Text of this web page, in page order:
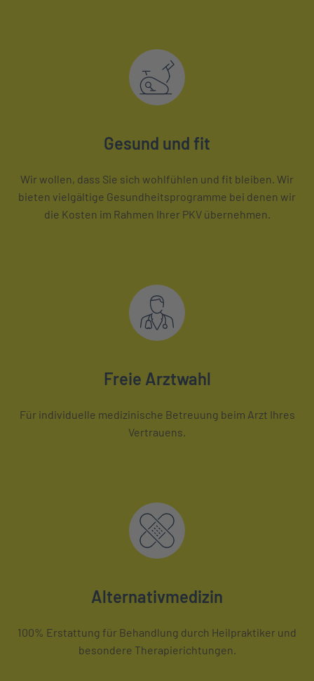
Gesund und fit
Wir wollen, dass Sie sich wohlfühlen und fit bleiben. Wir
bieten vielgältige Gesundheitsprogramme bei denen wir
die Kosten im Rahmen Ihrer PKV übernehmen.
Freie Arztwahl
Für individuelle medizinische Betreuung beim Arzt Ihres
Vertrauens.
Alternativmedizin
100% Erstattung für Behandlung durch Heilpraktiker und
besondere Therapierichtungen.